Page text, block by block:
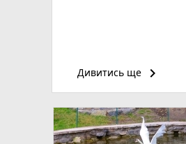
Дивитись ще keyboard_arrow_right